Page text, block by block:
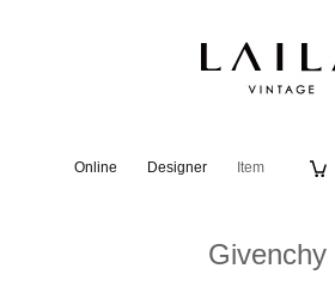
Online Designer Item
Givenchy